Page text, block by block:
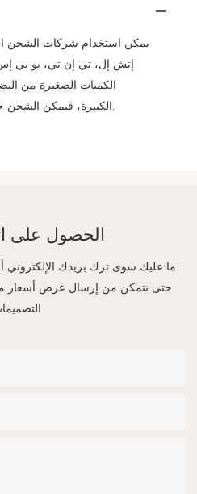
يمكن استخدام شركات الشحن
إتش إل، تي إن تي، يو بي
الكميات الصغيرة من
الحصول على
ما عليك سوى ترك بريدك الإلكتروني
حتى نتمكن من إرسال عرض أسعار